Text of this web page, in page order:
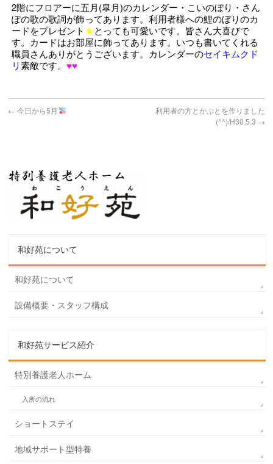
2階にフロアーに五月(皐月)のカレンダー・こいのぼり・さん
ぽの歌の歌詞が飾ってあります。利用者様への鯉のぼりのカ
ードをプレゼント★とっても可愛いです。皆さん大喜びで
す。カードはお部屋に飾ってあります。 いつも書いてくれる
職員さんありがとうございます。カレンダーのセイキムクド
リ素敵です。♥♥
← 今日から5月
利用者の方とかぶとを作りました
(^^)/H30.5.3 →
和好苑について
和好苑について
設備概要・スタッフ構成
和好苑サービス紹介
特別養護老人ホーム
入所の流れ
ショートステイ
地域サポート型特養